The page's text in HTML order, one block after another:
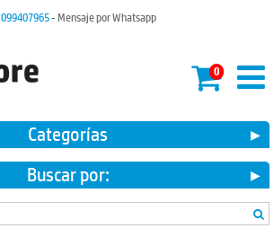
099407965- Mensaje por Whatsapp
0
Categorías
Buscar por: